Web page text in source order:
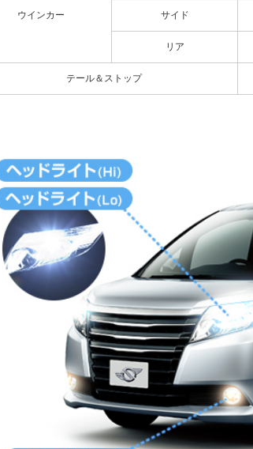
ウインカー サイド
リア
テール＆ストップ